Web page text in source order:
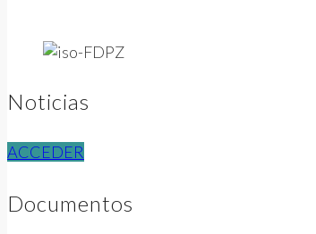
Noticias
ACCEDER
Documentos